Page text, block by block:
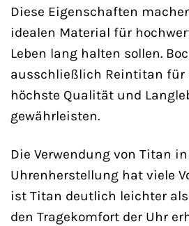
Diese Eigenschaften
idealen Material für
Leben lang halten sollen.
ausschließlich Reintitan für
höchste Qualität und
gewährleisten.
Die Verwendung von Titan
Uhrenherstellung hat viele
ist Titan deutlich leichter
den Tragekomfort der Uhr